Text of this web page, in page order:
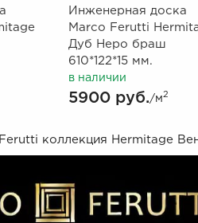
Инженерная доска
Marco Ferutti
Дуб Неро браш
610*122*15 мм.
в наличии
5900 руб./м 2
коллекция Hermitage